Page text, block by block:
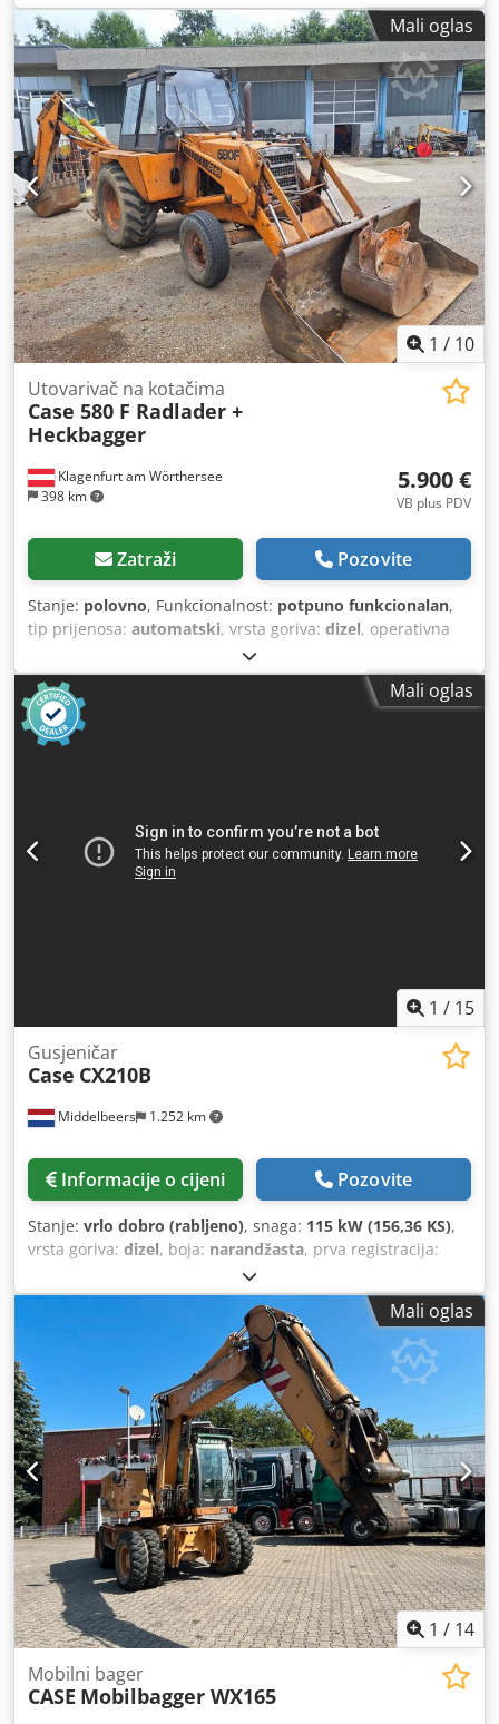
klima-uređaj,
Mali oglas
1 / 10
Klagenfurt am Wörthersee
398 km
Utovarivač na kotačima
Case 580 F Radlader +
Heckbagger
5.900 €
VB plus PDV
Zatraži Pozovite
Stanje: polovno, Funkcionalnost: potpuno funkcionalan,
tip prijenosa: automatski, vrsta goriva: dizel, operativna
, konfiguracija osovina:
registracija:10/1977, Godina izgradnje:1977, Oprema:
hidraulika
Mali oglas
1 / 15
Middelbeers 1.252 km
Gusjeničar
Case CX210B
Informacije o cijeni Pozovite
Stanje: vrlo dobro (rabljeno), snaga: 115 kW (156,36 KS),
vrsta goriva: dizel, boja: narandžasta, prva registracija:
2012
Mali oglas
1 / 14
Mobilni bager
CASE Mobilbagger WX165